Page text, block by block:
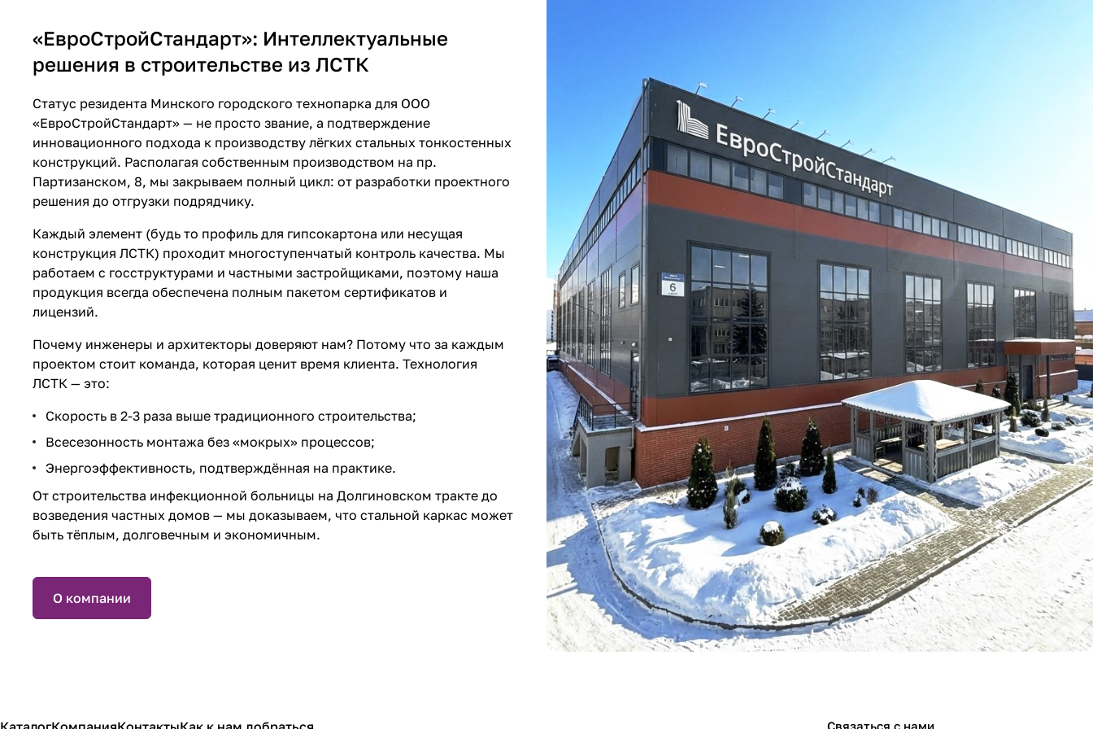
«ЕвроСтройСтандарт»: Интеллектуальные
решения в строительстве из ЛСТК
Статус резидента Минского городского технопарка для ООО
«ЕвроСтройСтандарт» — не просто звание, а подтверждение
инновационного подхода к производству лёгких стальных тонкостенных
конструкций. Располагая собственным производством на пр.
Партизанском, 8, мы закрываем полный цикл: от разработки проектного
решения до отгрузки подрядчику.
Каждый элемент (будь то профиль для гипсокартона или несущая
конструкция ЛСТК) проходит многоступенчатый контроль качества. Мы
работаем с госструктурами и частными застройщиками, поэтому наша
продукция всегда обеспечена полным пакетом сертификатов и
лицензий.
Почему инженеры и архитекторы доверяют нам? Потому что за каждым
проектом стоит команда, которая ценит время клиента. Технология
ЛСТК — это:
Скорость в 2-3 раза выше традиционного строительства;
Всесезонность монтажа без «мокрых» процессов;
Энергоэффективность, подтверждённая на практике.
От строительства инфекционной больницы на Долгиновском тракте до
возведения частных домов — мы доказываем, что стальной каркас может
быть тёплым, долговечным и экономичным.
О компании
Связаться с нами